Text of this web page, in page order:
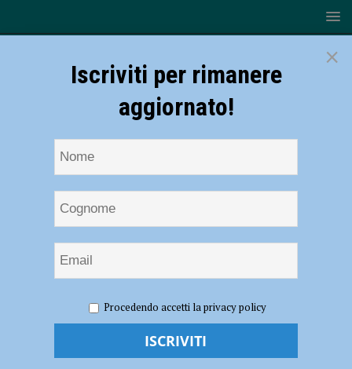
×
Iscriviti per rimanere
aggiornato!
Procedendo accetti la privacy policy